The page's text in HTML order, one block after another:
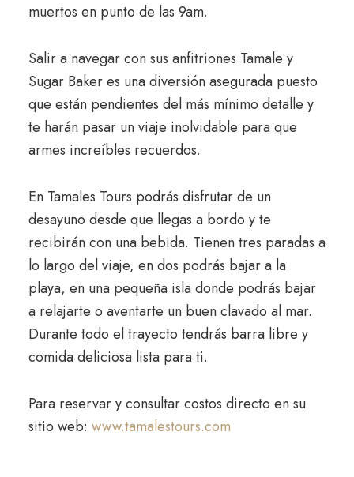
muertos en punto de las 9am.
Salir a navegar con sus anfitriones Tamale y
Sugar Baker es una diversión asegurada puesto
que están pendientes del más mínimo detalle y
te harán pasar un viaje inolvidable para que
armes increíbles recuerdos.
En Tamales Tours podrás disfrutar de un
desayuno desde que llegas a bordo y te
recibirán con una bebida. Tienen tres paradas a
lo largo del viaje, en dos podrás bajar a la
playa, en una pequeña isla donde podrás bajar
a relajarte o aventarte un buen clavado al mar.
Durante todo el trayecto tendrás barra libre y
comida deliciosa lista para ti.
Para reservar y consultar costos directo en su
sitio web: www.tamalestours.com